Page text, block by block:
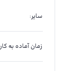
سایر:
زمان آماده به کار